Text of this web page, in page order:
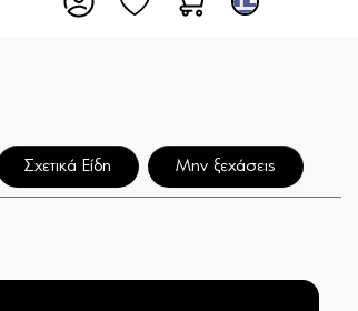
Σχετικά Είδη Μην ξεχάσεις